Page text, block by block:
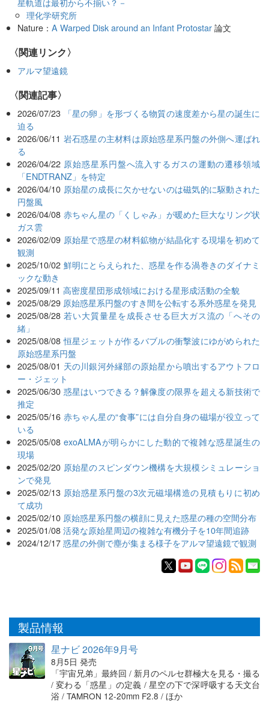
理化学研究所
Nature：A Warped Disk around an Infant Protostar論文
〈関連リンク〉
アルマ望遠鏡
関連記事
2026/07/23
「星の卵」を形づくる物質の速度差から星の誕生に
迫る
2026/06/11 岩石惑星の主材料は原始惑星系円盤の外側へ運ばれ
る
2026/04/22 原始惑星系円盤へ流入するガスの運動の遷移領域
「ENDTRANZ」を特定
2026/04/10 原始星の成長に欠かせないのは磁気的に駆動された
円盤風
2026/04/08 赤ちゃん星の「くしゃみ」が暖めた巨大なリング状
ガス雲
2026/02/09 原始星で惑星の材料鉱物が結晶化する現場を初めて
観測
2025/10/02 鮮明にとらえられた、惑星を作る渦巻きのダイナミ
ックな動き
2025/09/11 高密度星団形成領域における星形成活動の全貌
2025/08/29 原始惑星系円盤のすき間を公転する系外惑星を発見
2025/08/28 若い大質量星を成長させる巨大ガス流の「へその
緒」
2025/08/08 恒星ジェットが作るバブルの衝撃波にゆがめられた
原始惑星系円盤
2025/08/01 天の川銀河外縁部の原始星から噴出するアウトフロ
ー・ジェット
2025/06/30 惑星はいつできる？解像度の限界を超える新技術で
推定
2025/05/16 赤ちゃん星の“食事”には自分自身の磁場が役立って
いる
2025/05/08 exoALMAが明らかにした動的で複雑な惑星誕生の
現場
2025/02/20 原始星のスピンダウン機構を大規模シミュレーショ
ンで発見
2025/02/13 原始惑星系円盤の3次元磁場構造の見積もりに初め
て成功
2025/02/10 原始惑星系円盤の横顔に見えた惑星の種の空間分布
2025/01/08 活発な原始星周辺の複雑な有機分子を10年間追跡
2024/12/17 惑星の外側で塵が集まる様子をアルマ望遠鏡で観測
製品情報
星ナビ 2026年9月号
8月5日 発売
「宇宙兄弟」最終回 / 新月のペルセ群極大を見る・撮る
/ 変わる「惑星」の定義 / 星空の下で深呼吸する天文台
浴 / TAMRON 12-20mm F2.8 / ほか